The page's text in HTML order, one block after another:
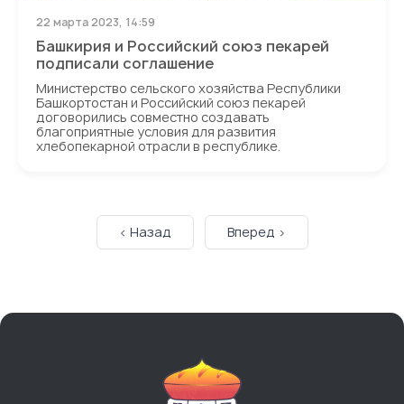
Башкирия и Российский союз пекарей
подписали соглашение
22 марта 2023, 14:59
Министерство сельского хозяйства Республики
Башкортостан и Российский союз пекарей
договорились совместно создавать
благоприятные условия для развития
хлебопекарной отрасли в республике.
< Назад Вперед >